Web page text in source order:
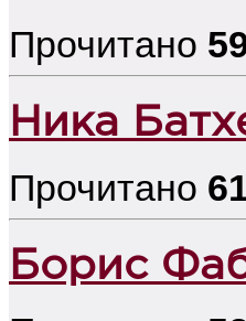
Прочитано
Ника
Прочитано
Борис